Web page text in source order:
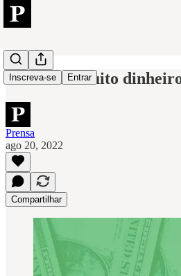
Inscreva-se Entrar
Como ter muito
Prensa
ago 20, 2022
Compartilhar